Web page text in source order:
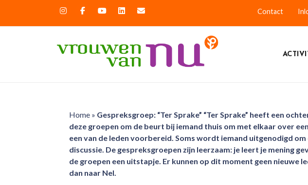
Contact
Home» Gespreksgroep: “Ter Sprake” “Ter Sprake” heeft een
deze groepen om de beurt bij iemand thuis om met elkaar over
een van de leden voorbereid. Soms wordt iemand uitgenodigd
discussie. De gespreksgroepen zijn leerzaam: je leert je mening
de groepen een uitstapje. Er kunnen op dit moment geen nieuwe
dan naar Nel.